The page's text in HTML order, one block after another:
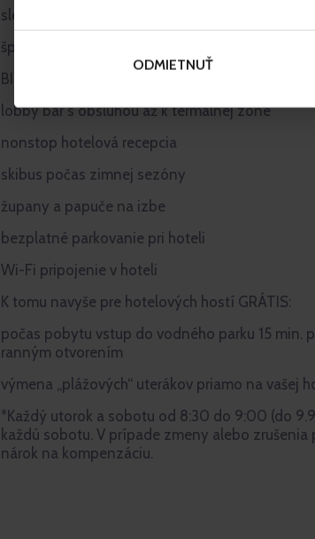
ODMIETNUŤ
sleep menu
špeciálne masáže pre relax a regeneráciu
BIO čajové menu v lobby bare
lobby bar s obsluhou až k termálnej zóne
nonstop hotelová recepcia
skibus počas zimnej sezóny
župany a papuče na izbe
bezplatné parkovanie pri hoteli
Wi-Fi pripojenie v hoteli
K tomu navyše pre hotelových hostí GRÁTIS:
počas pobytu vstup do vodného parku 15 min.
ranným otvorením
výmena „plážových“ uterákov priamo na vašej
*Každý utorok a sobotu od 8:30 do 9:00 (do
každú sobotu. V prípade zmeny alebo zrušenia
nárok na kompenzáciu.